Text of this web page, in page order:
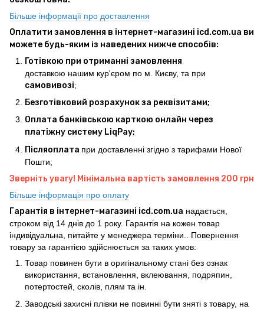
Більше інформації про доставлення
Оплатити замовлення в інтернет-магазині icd.com.ua ви
можете будь-яким із наведених нижче способів:
Готівкою при отриманні замовлення
доставкою нашим кур'єром по м. Києву, та при
самовивозі;
Безготівковий розрахунок за реквізитами;
Оплата банківською карткою онлайн через
платіжну систему LiqPay;
Післяоплата при доставленні згідно з тарифами Нової
Пошти;
Зверніть увагу! Мінімальна вартість замовлення 200 грн
Більше інформація про оплату
Гарантія в інтернет-магазині icd.com.ua надається,
строком від 14 днів до 1 року. Гарантія на кожен товар
індивідуальна, питайте у менеджера терміни.. Повернення
товару за гарантією здійснюється за таких умов:
Товар повинен бути в оригінальному стані без ознак
використання, встановлення, вклеювання, подряпин,
потертостей, сколів, плям та ін.
Заводські захисні плівки не повинні бути зняті з товару, на